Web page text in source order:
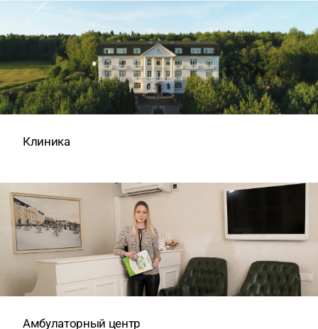
Клиника
Амбулаторный центр